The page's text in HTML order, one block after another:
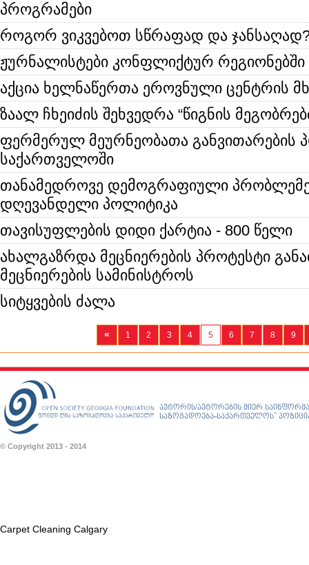
პროგრამები
როგორ ვიკვებოთ სწრაფად და
ჟურნალისტები კონფლიქტურ რეგიონებში
აქცია ხელნაწერთა ეროვნული ცენტრის
ზაალ ჩხეიძის შეხვედრა “წიგნის
ფერმერულ მეურნეობათა განვითარების
საქართველოში
თანამედროვე დემოგრაფიული
დღევანდელი პოლიტიკა
თავისუფლების დიდი ქარტია - 800 წელი
ახალგაზრდა მეცნიერების პროტესტი
მეცნიერების სამინისტროს
სიტყვების ძალა
« 1 2 3 4 5 6 7 8 9
ავტორის/ავტორების მიერ
საზოგადოება-საქართველოს”
© Copyright 2013 - 2014
Carpet Cleaning Calgary